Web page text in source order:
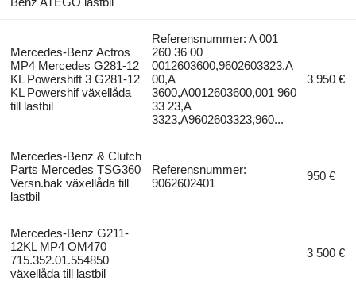
Mercedes-Benz Actros
MP4 Mercedes G281-12
KL Powershift 3 G281-12
KL Powershif växellåda
till lastbil
Referensnummer: A 001
260 36 00
0012603600,9602603323,A
00,A
3600,A0012603600,001 960
33 23,A
3323,A9602603323,960...
3 950 €
Mercedes-Benz & Clutch
Parts Mercedes TSG360
Versn.bak växellåda till
lastbil
Referensnummer:
9062602401
950 €
Mercedes-Benz G211-
12KL MP4 OM470
715.352.01.554850
växellåda till lastbil
3 500 €